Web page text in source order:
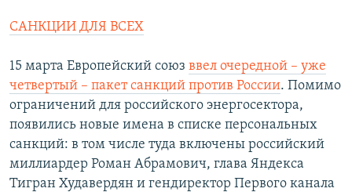
САНКЦИИ ДЛЯ ВСЕХ
15 марта Европейский союз ввел очередной – уже
четвертый – пакет санкций против России. Помимо
ограничений для российского энергосектора,
появились новые имена в списке персональных
санкций: в том числе туда включены российский
миллиардер Роман Абрамович, глава Яндекса
Тигран Худавердян и гендиректор Первого канала